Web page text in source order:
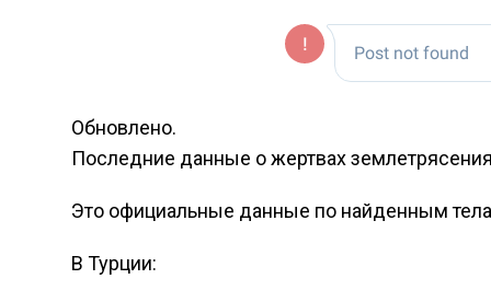
Обновлено.
Последние данные о жертвах
Это официальные данные по найденным
В Турции: